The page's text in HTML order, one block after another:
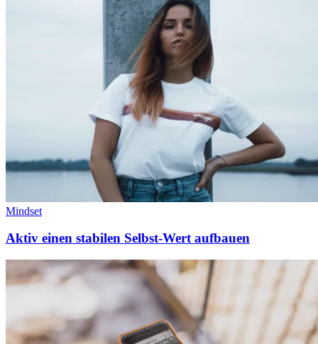
Mindset
Aktiv einen stabilen Selbst-Wert aufbauen